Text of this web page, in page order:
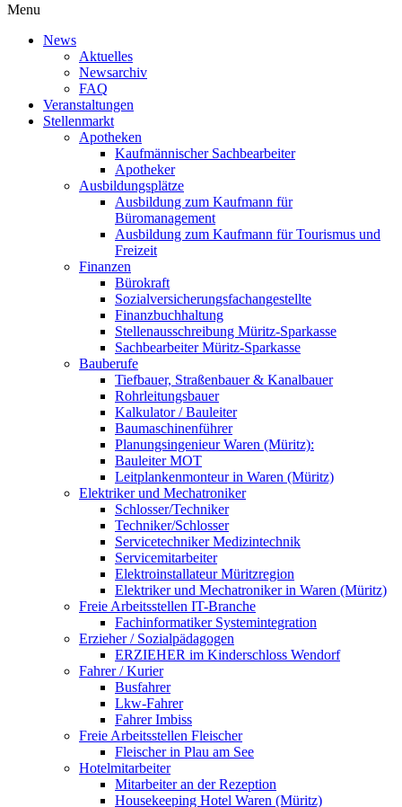
Menu
News
Aktuelles
Newsarchiv
FAQ
Veranstaltungen
Stellenmarkt
Apotheken
Kaufmännischer Sachbearbeiter
Apotheker
Ausbildungsplätze
Ausbildung zum Kaufmann für
Büromanagement
Ausbildung zum Kaufmann für Tourismus und
Freizeit
Finanzen
Bürokraft
Sozialversicherungsfachangestellte
Finanzbuchhaltung
Stellenausschreibung Müritz-Sparkasse
Sachbearbeiter Müritz-Sparkasse
Bauberufe
Tiefbauer, Straßenbauer & Kanalbauer
Rohrleitungsbauer
Kalkulator / Bauleiter
Baumaschinenführer
Planungsingenieur Waren (Müritz):
Bauleiter MOT
Leitplankenmonteur in Waren (Müritz)
Elektriker und Mechatroniker
Schlosser/Techniker
Techniker/Schlosser
Servicetechniker Medizintechnik
Servicemitarbeiter
Elektroinstallateur Müritzregion
Elektriker und Mechatroniker in Waren (Müritz)
Freie Arbeitsstellen IT-Branche
Fachinformatiker Systemintegration
Erzieher / Sozialpädagogen
ERZIEHER im Kinderschloss Wendorf
Fahrer / Kurier
Busfahrer
Lkw-Fahrer
Fahrer Imbiss
Freie Arbeitsstellen Fleischer
Fleischer in Plau am See
Hotelmitarbeiter
Mitarbeiter an der Rezeption
Housekeeping Hotel Waren (Müritz)